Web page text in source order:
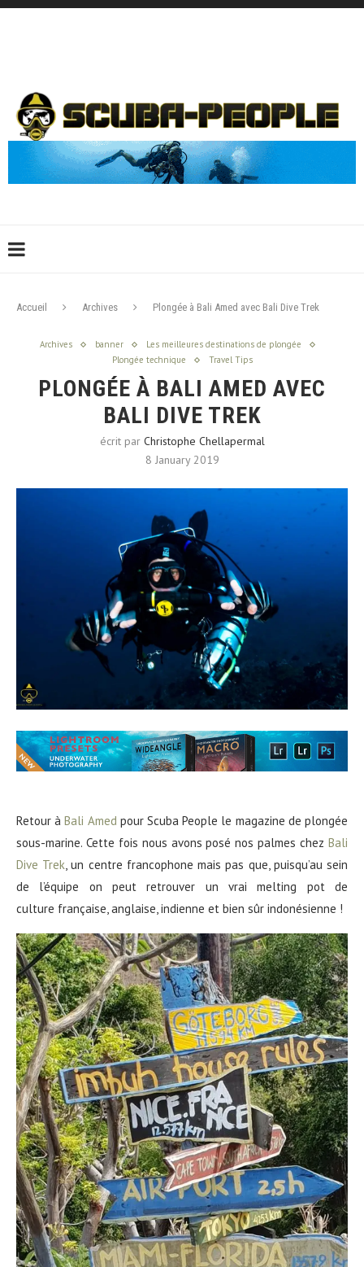
Accueil Archives Plongée à Bali Amed avec Bali Dive Trek
Archives banner
Les meilleures destinations de plongée
Plongée technique
Travel Tips
PLONGÉE À BALI AMED AVEC
BALI DIVE TREK
écrit par Christophe Chellapermal
8 January 2019
Retour àBali Amed pour Scuba People le magazine de plongée
sous-marine. Cette fois nous avons posé nos palmes chez Bali
Dive Trek, un centre francophone mais pas que, puisqu’au sein
de l’équipe on peut retrouver un vrai melting pot de
culture française, anglaise, indienne et bien sûr indonésienne !